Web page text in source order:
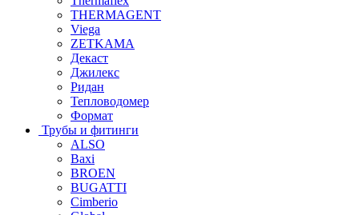
THERMAGENT
Viega
ZETKAMA
Декаст
Джилекс
Ридан
Тепловодомер
Формат
Трубы и фитинги
ALSO
Baxi
BROEN
BUGATTI
Cimberio